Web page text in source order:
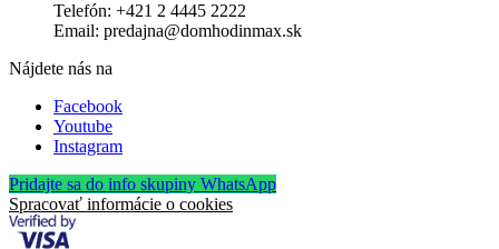
Telefón: +421 2 4445 2222
Email: predajna@domhodinmax.sk
Nájdete nás na
Facebook
Youtube
Instagram
Pridajte sa do info skupiny WhatsApp
Spracovať informácie o cookies